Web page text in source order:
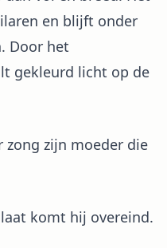
en blijft onder
Door het
gekleurd licht op de
zong zijn moeder die
komt hij overeind.